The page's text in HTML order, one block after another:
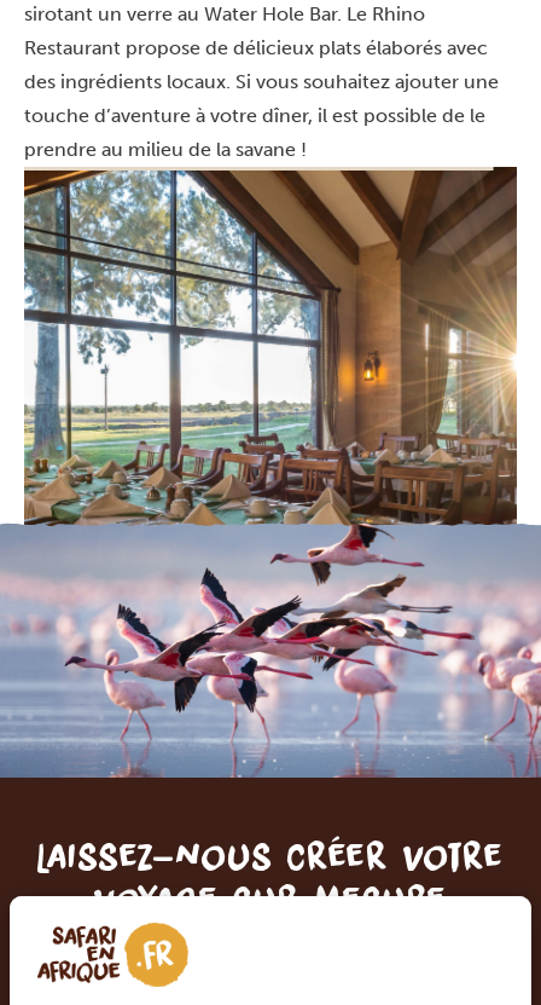
sirotant un verre au Water Hole Bar. Le Rhino
Restaurant propose de délicieux plats élaborés avec
des ingrédients locaux. Si vous souhaitez ajouter une
touche d’aventure à votre dîner, il est possible de le
prendre au milieu de la savane !
Laissez-nous créer votre
voyage sur mesure
RECEVEZ UN DEVIS GRATUIT, SANS